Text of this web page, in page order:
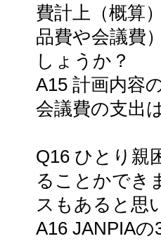
費計上（概算
品費や会議費
しょうか？
A15 計画内容
会議費の支出
Q16 ひとり親
ることかでき
スもあると思
A16 JANPIA